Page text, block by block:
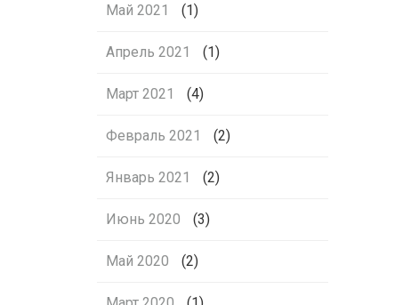
Май 2021 (1)
Апрель 2021 (1)
Март 2021 (4)
Февраль 2021 (2)
Январь 2021 (2)
Июнь 2020 (3)
Май 2020 (2)